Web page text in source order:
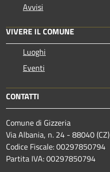
Avvisi
VIVERE IL COMUNE
Luoghi
Eventi
CONTATTI
Comune di Gizzeria
Via Albania, n. 24 - 88040 (CZ)
Codice Fiscale: 00297850794
Partita IVA: 00297850794